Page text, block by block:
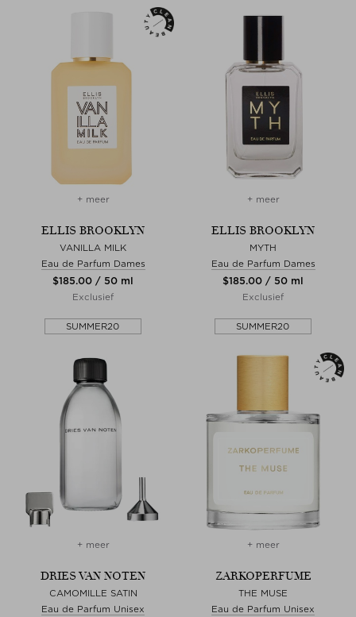
+ meer
ELLIS BROOKLYN
VANILLA MILK
Eau de Parfum Dames
$‌185.00 / 50 ml
Exclusief
SUMMER20
+ meer
ELLIS BROOKLYN
MYTH
Eau de Parfum Dames
$‌185.00 / 50 ml
Exclusief
SUMMER20
+ meer
DRIES VAN NOTEN
CAMOMILLE SATIN
Eau de Parfum Unisex
+ meer
ZARKOPERFUME
THE MUSE
Eau de Parfum Unisex